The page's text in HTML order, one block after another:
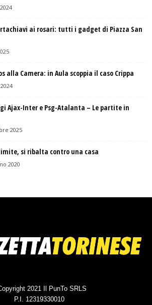
ai rosari: tutti i gadget di Piazza San
alla Camera: in Aula scoppia il caso Crippa
Ajax-Inter e Psg-Atalanta – Le partite in
2025
si ribalta contro una casa
2020
2021 Il PunTo SRLS
P.I. 12319330010